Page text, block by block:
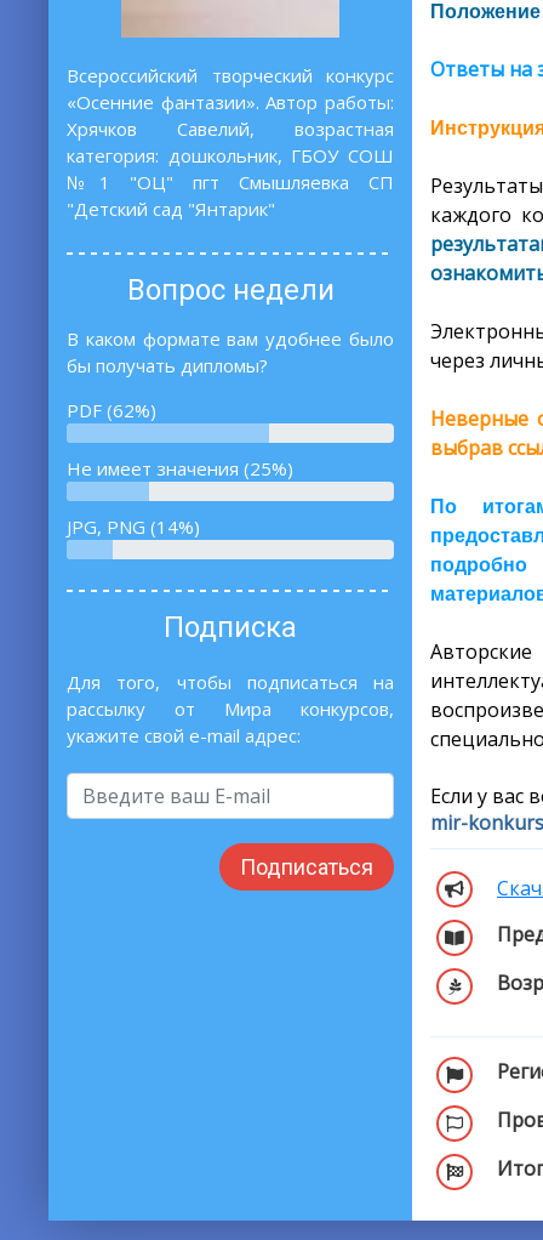
Всероссийский творческий конкурс
«Осенние фантазии». Автор работы:
Хрячков Савелий, возрастная
категория: дошкольник, ГБОУ СОШ
№1 "ОЦ" пгт Смышляевка СП
"Детский сад "Янтарик"
Вопрос недели
В каком формате вам удобнее было
бы получать дипломы?
PDF (62%)
Не имеет значения (25%)
JPG, PNG (14%)
Подписка
Для того, чтобы подписаться на
рассылку от Мира конкурсов,
укажите свой e-mail адрес:
Подписаться
Ответы на
каждого
через
Неверные
выбрав
По
подробно
Если у вас
mir-